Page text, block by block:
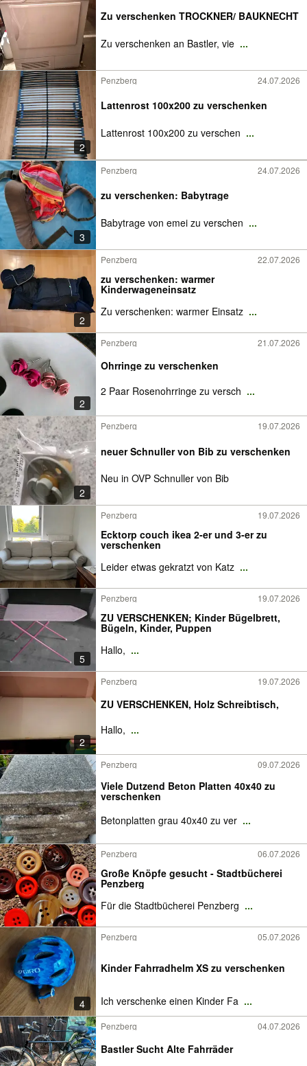
Zu verschenken TROCKNER/ BAUKNECHT
Zu verschenken an Bastler, vie ...
2
Penzberg 24.07.2026
Lattenrost 100x200 zu verschenken
Lattenrost 100x200 zu verschen ...
3
Penzberg 24.07.2026
zu verschenken: Babytrage
Babytrage von emei zu verschen ...
2
Penzberg 22.07.2026
zu verschenken: warmer
Kinderwageneinsatz
Zu verschenken: warmer Einsatz ...
2
Penzberg 21.07.2026
Ohrringe zu verschenken
2 Paar Rosenohrringe zu versch ...
2
Penzberg 19.07.2026
neuer Schnuller von Bib zu verschenken
Neu in OVP Schnuller von Bib
Penzberg 19.07.2026
Ecktorp couch ikea 2-er und 3-er zu
verschenken
Leider etwas gekratzt von Katz ...
5
Penzberg 19.07.2026
ZU VERSCHENKEN; Kinder Bügelbrett,
Bügeln, Kinder, Puppen
Hallo, ...
2
Penzberg 19.07.2026
ZU VERSCHENKEN, Holz Schreibtisch,
Hallo, ...
Penzberg 09.07.2026
Viele Dutzend Beton Platten 40x40 zu
verschenken
Betonplatten grau 40x40 zu ver ...
Penzberg 06.07.2026
Große Knöpfe gesucht - Stadtbücherei
Penzberg
Für die Stadtbücherei Penzberg ...
4
Penzberg 05.07.2026
Kinder Fahrradhelm XS zu verschenken
Ich verschenke einen Kinder Fa ...
Penzberg 04.07.2026
Bastler Sucht Alte Fahrräder